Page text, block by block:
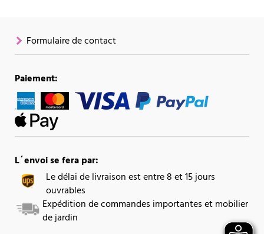
Formulaire de contact
Paiement:
L´envoi se fera par:
Le délai de livraison est entre 8 et 15 jours
ouvrables
Expédition de commandes importantes et mobilier
de jardin